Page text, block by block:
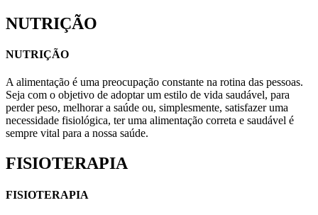
NUTRIÇÃO
NUTRIÇÃO
A alimentação é uma preocupação constante na rotina das pessoas.
Seja com o objetivo de adoptar um estilo de vida saudável, para
perder peso, melhorar a saúde ou, simplesmente, satisfazer uma
necessidade fisiológica, ter uma alimentação correta e saudável é
sempre vital para a nossa saúde.
FISIOTERAPIA
FISIOTERAPIA